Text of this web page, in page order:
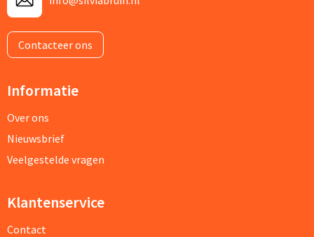
Contacteer ons
Informatie
Over ons
Nieuwsbrief
Veelgestelde vragen
Klantenservice
Contact